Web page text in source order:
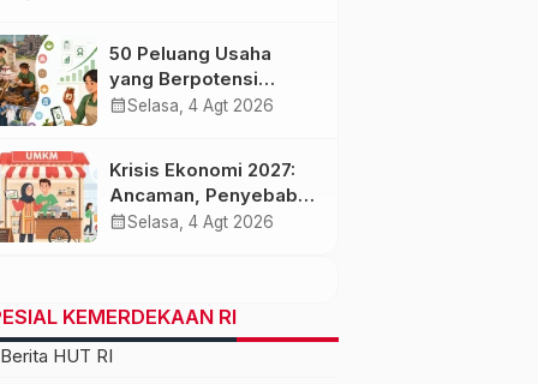
Penghasilan
50 Peluang Usaha
yang Berpotensi
Berkembang Saat
calendar_monthSelasa, 4 Agt 2026
Krisis Ekonomi 2027:
Ancaman, Penyebab,
dan Dampaknya bagi
calendar_monthSelasa, 4 Agt 2026
KEMERDEKAAN RI
Berita HUT RI